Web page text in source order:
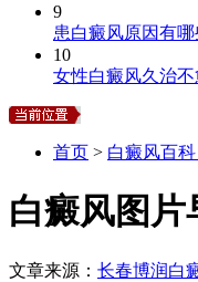
9
患白癜风原因有哪
10
女性白癜风久治不
首页 > 白癜风百科
白癜风图片
文章来源： 长春博润白